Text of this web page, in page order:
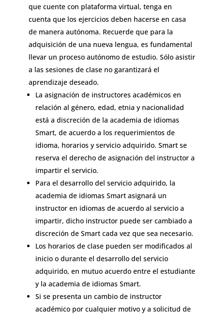
que cuente con plataforma virtual, tenga en
cuenta que los ejercicios deben hacerse en casa
de manera autónoma. Recuerde que para la
adquisición de una nueva lengua, es fundamental
llevar un proceso autónomo de estudio. Sólo asistir
a las sesiones de clase no garantizará el
aprendizaje deseado.
La asignación de instructores académicos en
relación al género, edad, etnia y nacionalidad
está a discreción de la academia de idiomas
Smart, de acuerdo a los requerimientos de
idioma, horarios y servicio adquirido. Smart se
reserva el derecho de asignación del instructor a
impartir el servicio.
Para el desarrollo del servicio adquirido, la
academia de idiomas Smart asignará un
instructor en idiomas de acuerdo al servicio a
impartir, dicho instructor puede ser cambiado a
discreción de Smart cada vez que sea necesario.
Los horarios de clase pueden ser modificados al
inicio o durante el desarrollo del servicio
adquirido, en mutuo acuerdo entre el estudiante
y la academia de idiomas Smart.
Si se presenta un cambio de instructor
académico por cualquier motivo y a solicitud de